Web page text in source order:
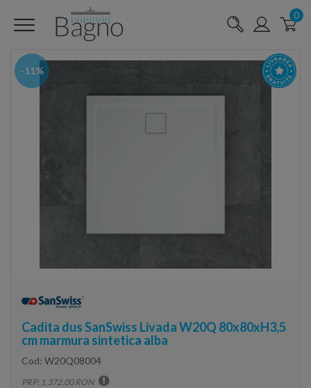
0
-11%
Cadita dus SanSwiss Livada W20Q 80x80xH3,5
cm marmura sintetica alba
Cod: W20Q08004
PRP: 1,372.00 RON